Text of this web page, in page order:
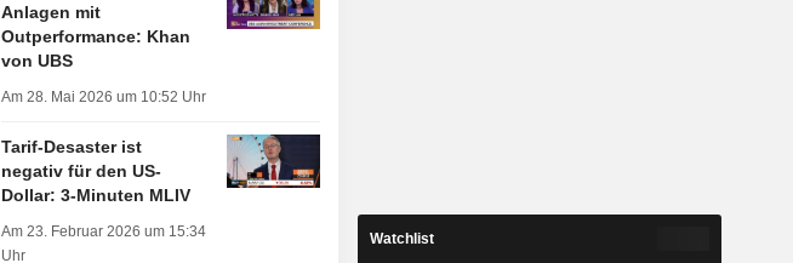
Anlagen mit
Outperformance: Khan
von UBS
Am 28. Mai 2026 um 10:52 Uhr
Tarif-Desaster ist
negativ für den US-
Dollar: 3-Minuten MLIV
Am 23. Februar 2026 um 15:34
Uhr
Watchlist